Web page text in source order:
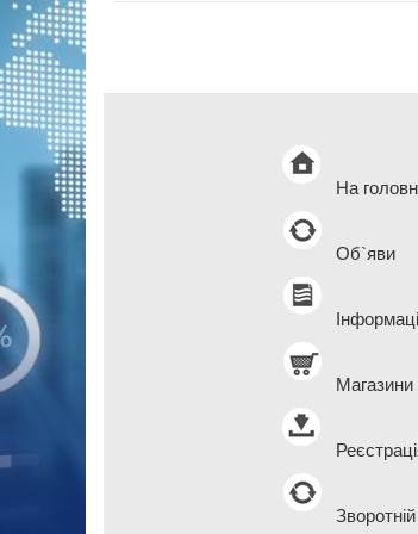
На
Об`яви
Магазини